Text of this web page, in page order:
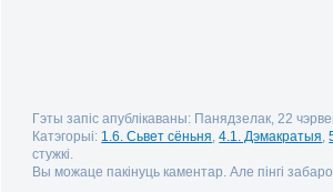
Гэты запіс апублікаваны: Панядзелак, 22
Катэгорыі: 1.6. Сьвет сёньня ,4.1. Дэмакратыя ,
стужкі.
Вы можаце пакінуць каментар. Але пінгі